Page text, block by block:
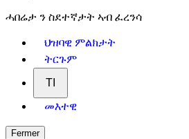
ሓበሬታ ን ስደተኛታት ኣብ ፈረንሳ
ህዝባዊ ምልክታት
ትርጉም
TI
መእተዊ
Fermer